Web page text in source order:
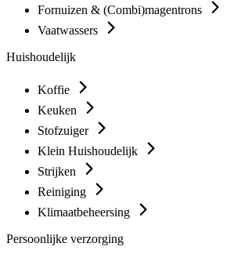
Fornuizen & (Combi)magentrons
Vaatwassers
Huishoudelijk
Koffie
Keuken
Stofzuiger
Klein Huishoudelijk
Strijken
Reiniging
Klimaatbeheersing
Persoonlijke verzorging